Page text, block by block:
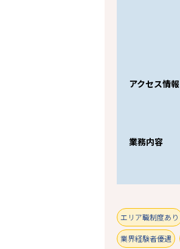
アクセス情報
業務内容
エリア職制度あり
業界経験者優遇